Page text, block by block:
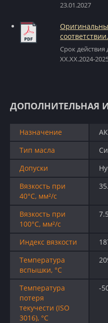
23.01.2027
Срок действия
XX.XX.2024-
ДОПОЛНИТЕЛЬНАЯ
Назначение
Тип масла
Допуски
Вязкость при
40°C, мм²/с
Вязкость при
100°C, мм²/с
Индекс вязкости
Температура
вспышки, °C
Температура
потеря
текучести (ISO
3016), °C
-